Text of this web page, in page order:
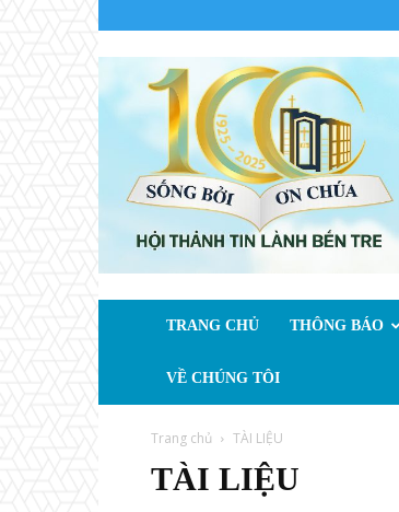
TRANG CHỦ THÔNG BÁO
VỀ CHÚNG TÔI
Trang chủ TÀI LIỆU
TÀI LIỆU